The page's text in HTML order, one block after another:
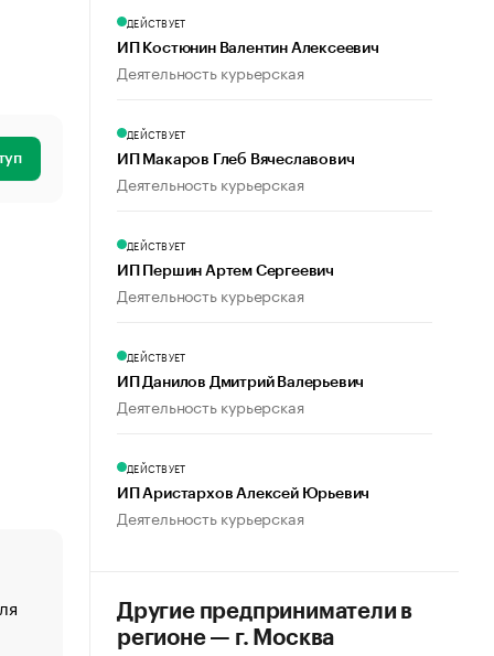
«От спорта тело стареет иначе». Как живет глава
создавшей GTA
ДЕЙСТВУЕТ
ИП Костюнин Валентин Алексеевич
Деятельность курьерская
ДЕЙСТВУЕТ
ИП Макаров Глеб Вячеславович
Деятельность курьерская
ДЕЙСТВУЕТ
ИП Першин Артем Сергеевич
Деятельность курьерская
ДЕЙСТВУЕТ
ИП Данилов Дмитрий Валерьевич
Деятельность курьерская
ДЕЙСТВУЕТ
ИП Аристархов Алексей Юрьевич
Деятельность курьерская
Другие предприниматели в
регионе — г. Москва